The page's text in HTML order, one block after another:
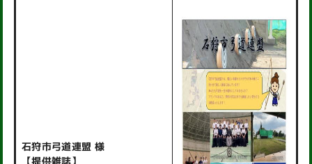
石狩市弓道連盟 様
【提供雑誌】